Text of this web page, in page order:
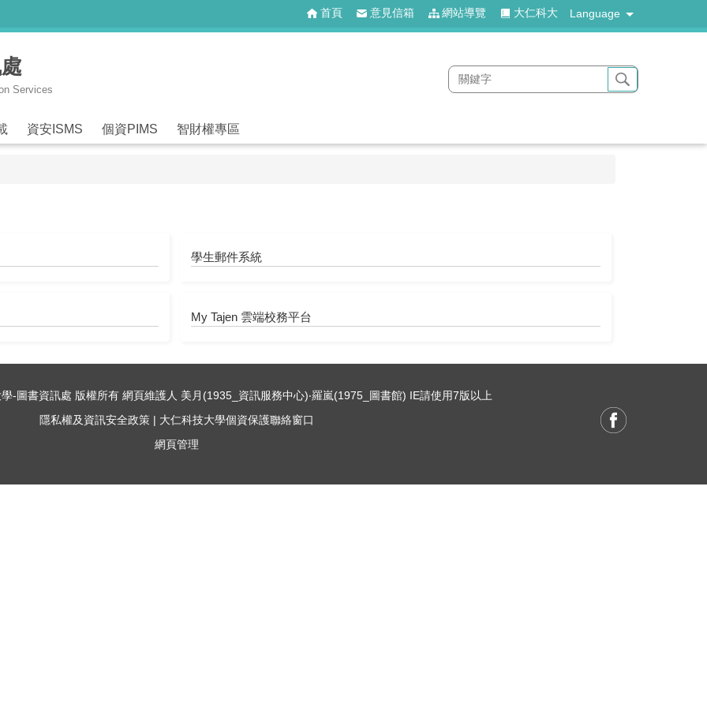
Services
首頁 意見信箱 網站導覽 大仁科大 Language
資安ISMS 個資PIMS 智財權專區
學生郵件系統
My Tajen 雲端校務平台
-圖書資訊處 版權所有 網頁維護人 美月(1935_資訊服務中心)‧羅嵐(1975_圖書館) IE請使用7版以上
隱私權及資訊安全政策 | 大仁科技大學個資保護聯絡窗口
網頁管理